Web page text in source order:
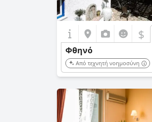
$
Φθηνό
Από τεχνητή νοημοσύνη